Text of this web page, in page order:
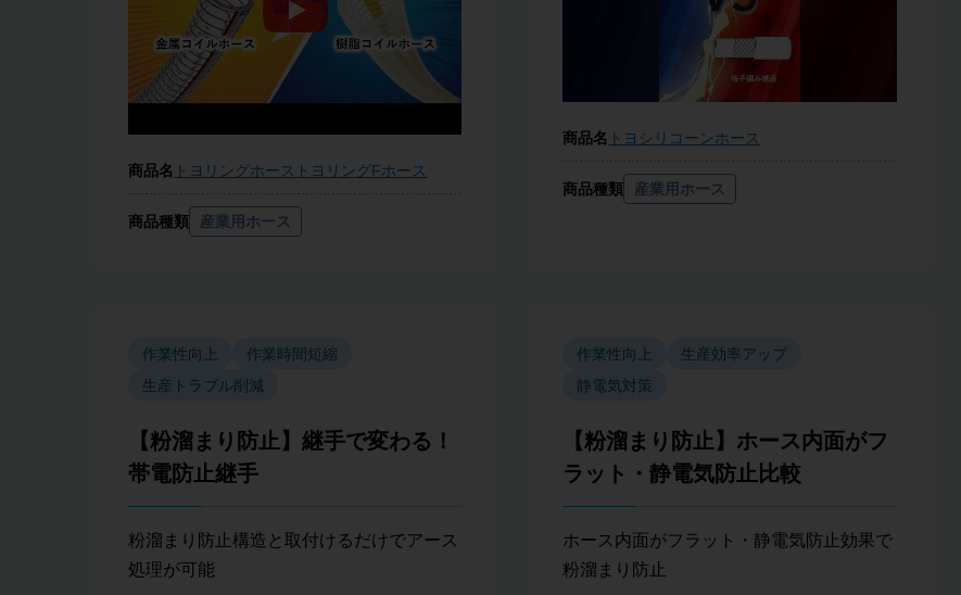
商品名 トヨリングホース トヨリングFホース
商品種類 産業用ホース
商品名 トヨシリコーンホース
商品種類 産業用ホース
作業性向上
作業時間短縮
生産トラブル削減
【粉溜まり防止】継手で変わる！
帯電防止継手
粉溜まり防止構造と取付けるだけでアース
処理が可能
作業性向上
生産効率アップ
静電気対策
【粉溜まり防止】ホース内面がフ
ラット・静電気防止比較
ホース内面がフラット・静電気防止効果で
粉溜まり防止